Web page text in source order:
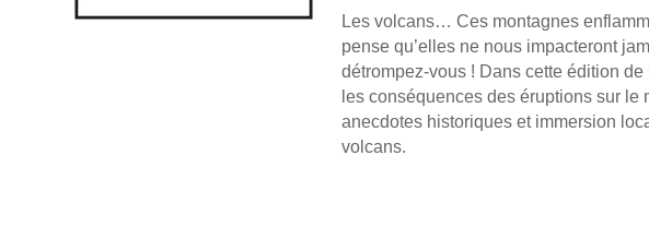
Les volcans… Ces montagnes
pense qu’elles ne nous impacteront
détrompez-vous ! Dans cette édition
les conséquences des éruptions sur
anecdotes historiques et immersion
volcans.